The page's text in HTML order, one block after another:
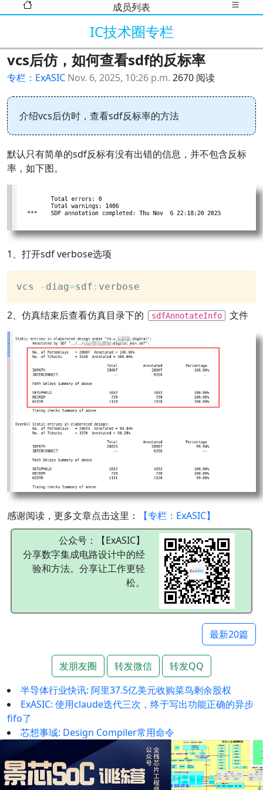
成员列表
IC技术圈专栏
vcs后仿，如何查看sdf的反标率
专栏：ExASIC Nov. 6, 2025, 10:26 p.m. 2670 阅读
介绍vcs后仿时，查看sdf反标率的方法
默认只有简单的sdf反标有没有出错的信息，并不包含反标
率，如下图。
1、打开sdf verbose选项
vcs - diag=sdf : verbose
2、仿真结束后查看仿真目录下的 sdfAnnotateInfo 文件
感谢阅读，更多文章点击这里：
【专栏：ExASIC】
公众号：【ExASIC】
分享数字集成电路设计中的经
验和方法。分享让工作更轻
松。
最新20篇
发朋友圈 转发微信
转发QQ
半导体行业快讯: 阿里37.5亿美元收购菜鸟剩余股权
ExASIC: 使用claude迭代三次，终于写出功能正确的异步
fifo了
芯想事珹: Design Compiler常用命令